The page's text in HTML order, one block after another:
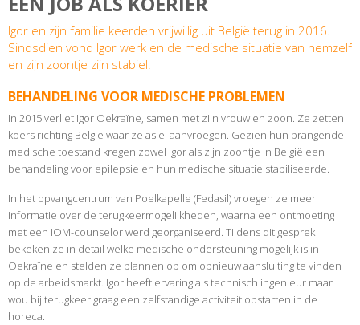
Igor en zijn familie keerden vrijwillig uit België terug in 2016.
Sindsdien vond Igor werk en de medische situatie van hemzelf
en zijn zoontje zijn stabiel.
BEHANDELING VOOR MEDISCHE PROBLEMEN
In 2015 verliet Igor Oekraïne, samen met zijn vrouw en zoon. Ze zetten
koers richting België waar ze asiel aanvroegen. Gezien hun prangende
medische toestand kregen zowel Igor als zijn zoontje in België een
behandeling voor epilepsie en hun medische situatie stabiliseerde.
In het opvangcentrum van Poelkapelle (Fedasil) vroegen ze meer
informatie over de terugkeermogelijkheden, waarna een ontmoeting
met een IOM-counselor werd georganiseerd. Tijdens dit gesprek
bekeken ze in detail welke medische ondersteuning mogelijk is in
Oekraïne en stelden ze plannen op om opnieuw aansluiting te vinden
op de arbeidsmarkt. Igor heeft ervaring als technisch ingenieur maar
wou bij terugkeer graag een zelfstandige activiteit opstarten in de
horeca.